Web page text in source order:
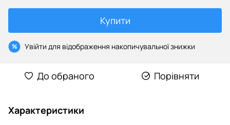
Купити
% Увійти для відображення накопичувальної знижки
До обраного Порівняти
Характеристики